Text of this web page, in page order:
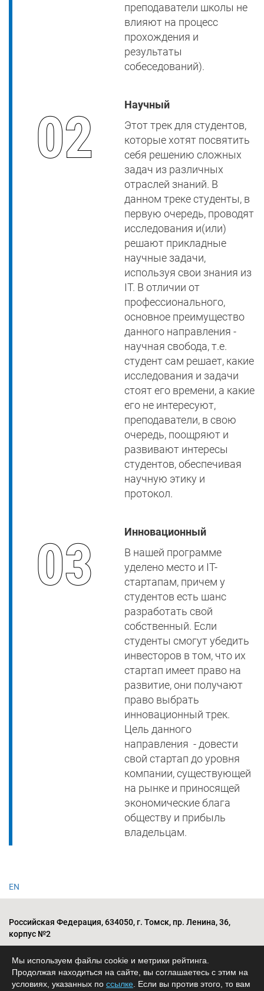
преподаватели школы не
влияют на процесс
прохождения и
результаты
собеседований).
Научный
Этот трек для студентов,
которые хотят посвятить
себя решению сложных
задач из различных
отраслей знаний. В
данном треке студенты, в
первую очередь, проводят
исследования и(или)
решают прикладные
научные задачи,
используя свои знания из
IT. В отличии от
профессионального,
основное преимущество
данного направления -
научная свобода, т.е.
студент сам решает, какие
исследования и задачи
стоят его времени, а какие
его не интересуют,
преподаватели, в свою
очередь, поощряют и
развивают интересы
студентов, обеспечивая
научную этику и
протокол.
Инновационный
В нашей программе
уделено место и IT-
стартапам, причем у
студентов есть шанс
разработать свой
собственный. Если
студенты смогут убедить
инвесторов в том, что их
стартап имеет право на
развитие, они получают
право выбрать
инновационный трек.
Цель данного
направления - довести
свой стартап до уровня
компании, существующей
на рынке и приносящей
экономические блага
обществу и прибыль
владельцам.
EN
Российская Федерация, 634050, г. Томск, пр. Ленина, 36,
корпус №2
Information about the Educational organization
教育机构信息
Мы используем файлы cookie и метрики рейтинга.
Продолжая находиться на сайте, вы соглашаетесь с этим на
условиях, указанных по ссылке . Если вы против этого, то вам